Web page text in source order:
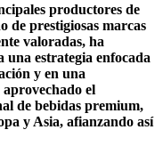
productores de
de prestigiosas marcas
valoradas, ha
una estrategia enfocada
y en una
el
de bebidas premium,
y Asia, afianzando así